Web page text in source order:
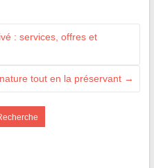
: services, offres et
tout en la préservant →